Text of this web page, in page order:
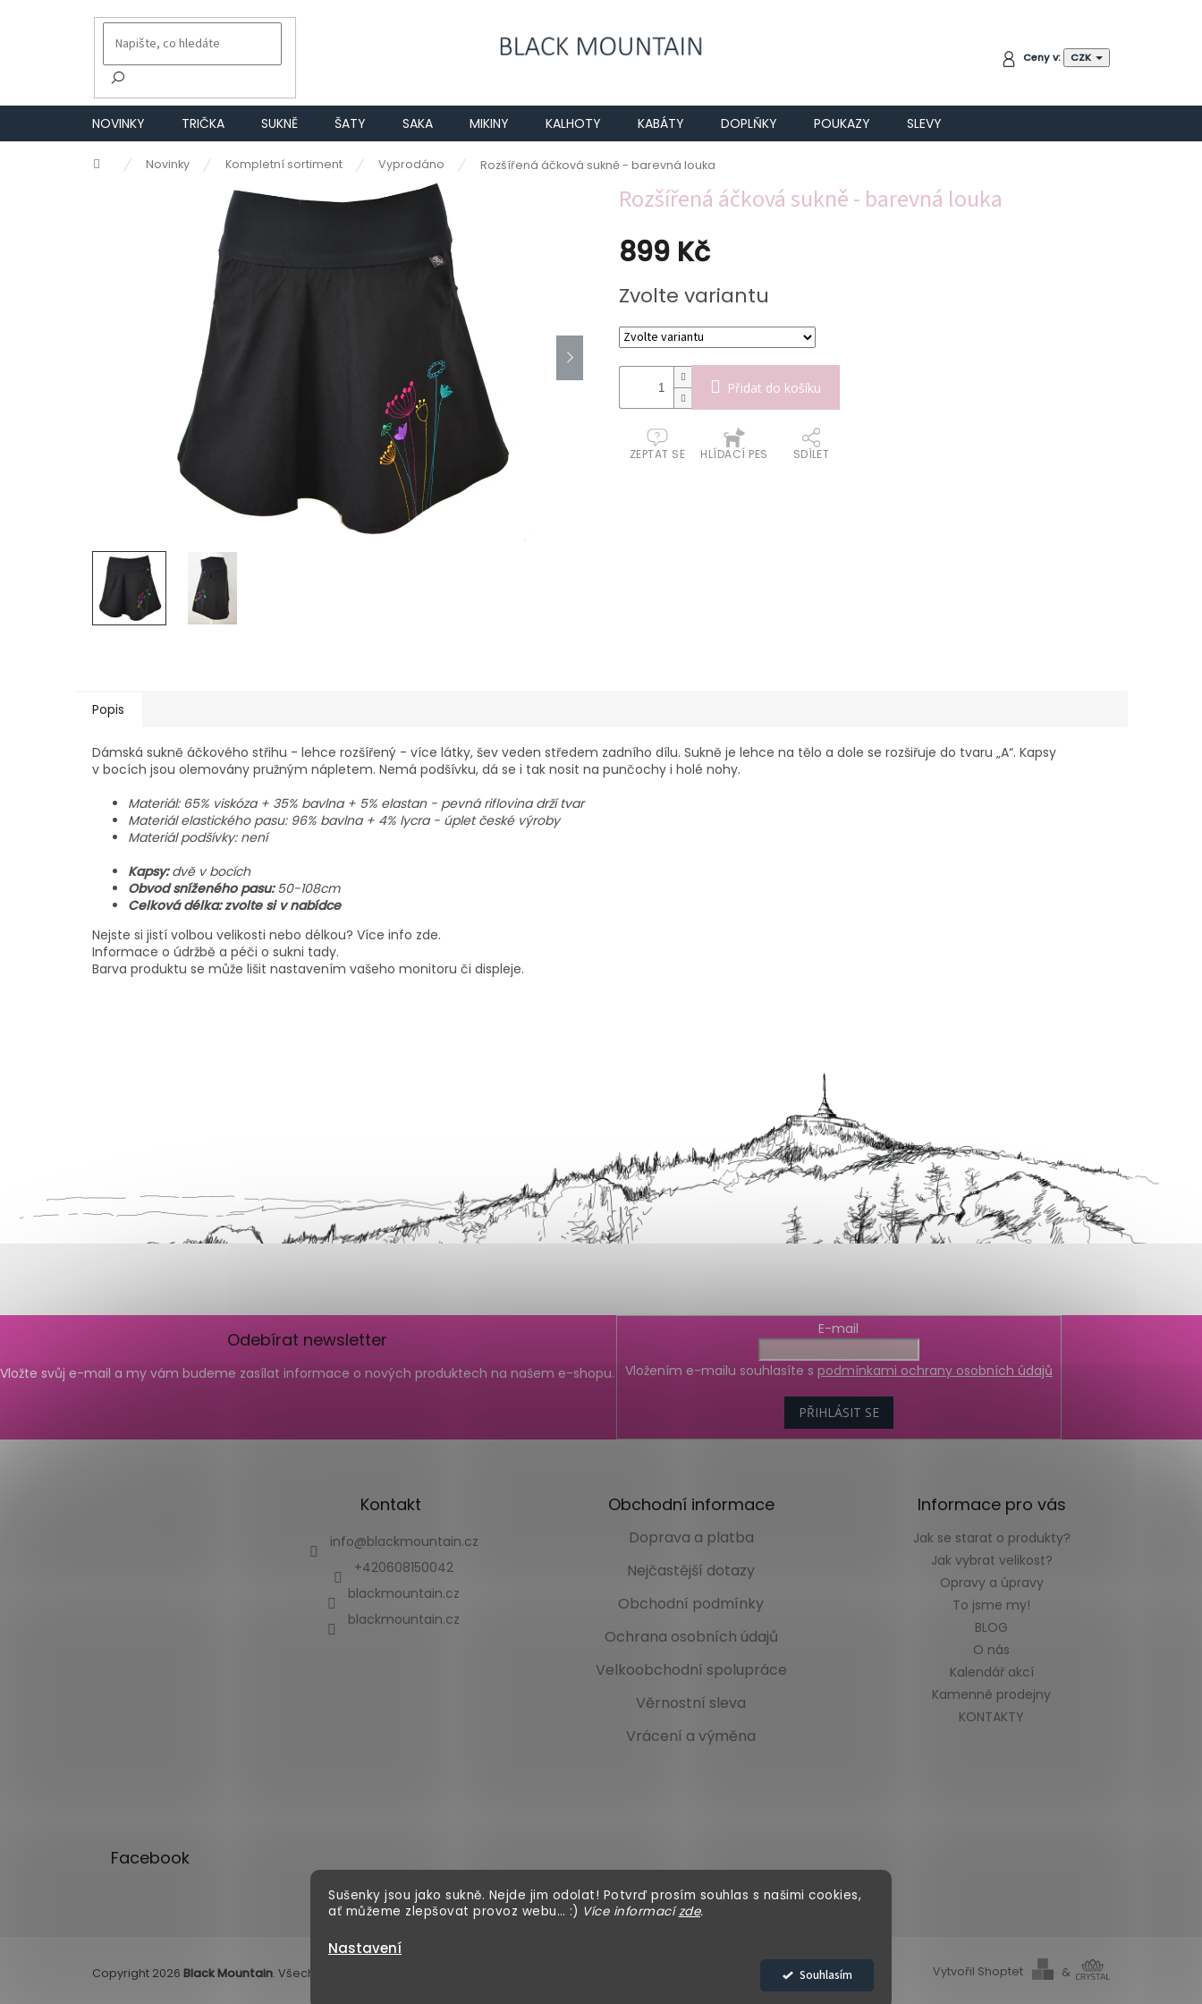
Sušenky jsou jako sukně. Nejde jim odolat! Potvrď prosím souhlas s našimi cookies,
ať můžeme zlepšovat provoz webu… :) Více informacízde.
Nastavení
Souhlasím
NÁKUPNÍCeny v: CZK
NOVINKY TRIČKA SUKNĚ ŠATY SAKA MIKINY KALHOTY KABÁTY DOPLŇKY POUKAZY SLEVY
Domů Novinky Kompletní sortiment Vyprodáno Rozšířená áčková sukně - barevná louka
Rozšířená áčková sukně - barevná louka
899 Kč
cena:
Zvolte variantu
Přidat do košíku
ZEPTAT SE HLÍDACÍ PES SDÍLET
Popis
Dámská sukně áčkového střihu - lehce rozšířený - více látky, šev veden středem zadního dílu. Sukně je lehce na tělo a dole se rozšiřuje do tvaru „A“. Kapsy
v bocích jsou olemovány pružným nápletem. Nemá podšívku, dá se i tak nosit na punčochy i holé nohy.
Materiál: 65% viskóza + 35% bavlna + 5% elastan - pevná riflovina drží tvar
Materiál elastického pasu: 96% bavlna + 4% lycra - úplet české výroby
Materiál podšívky: není
Kapsy: dvě v bocích
Obvod sníženého pasu: 50-108cm
Celková délka: zvolte si v nabídce
Nejste si jistí volbou velikosti nebo délkou? Více info zde.
Informace o údržbě a péči o sukni tady.
Barva produktu se může lišit nastavením vašeho monitoru či displeje.
Odebírat newsletter
Vložte svůj e-mail a my vám budeme zasílat informace o nových produktech na našem e-shopu.
E-mail
Vložením e-mailu souhlasíte s podmínkami ochrany osobních údajů
PŘIHLÁSIT SE
Kontakt
info@blackmountain.cz
+420608150042
blackmountain.cz
blackmountain.cz
Obchodní informace
Doprava a platba
Nejčastější dotazy
Obchodní podmínky
Ochrana osobních údajů
Velkoobchodní spolupráce
Věrnostní sleva
Vrácení a výměna
Informace pro vás
Jak se starat o produkty?
Jak vybrat velikost?
Opravy a úpravy
To jsme my!
BLOG
O nás
Kalendář akcí
Kamenné prodejny
KONTAKTY
Facebook
Vytvořil Shoptet &
Copyright 2026 Black Mountain. Všechna práva vyhrazena.